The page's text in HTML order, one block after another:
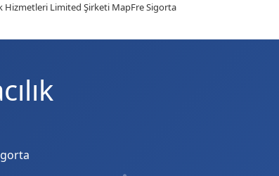
Hizmetleri Limited Şirketi MapFre Sigorta